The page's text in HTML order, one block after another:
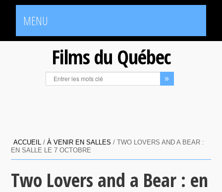
MENU
Films du Québec
ACCUEIL /À VENIR EN SALLES /TWO LOVERS AND A BEAR :
EN SALLE LE 7 OCTOBRE
Two Lovers and a Bear : en